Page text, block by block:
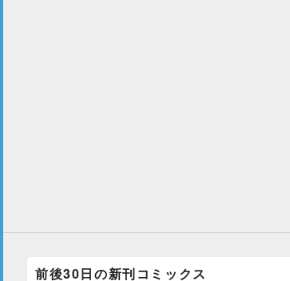
前後30日の新刊コミックス